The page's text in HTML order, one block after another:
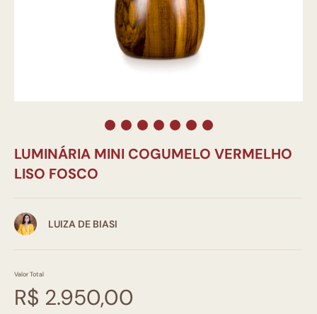
LUMINÁRIA MINI COGUMELO VERMELHO
LISO FOSCO
LUIZA DE BIASI
Valor Total
R$ 2.950,00